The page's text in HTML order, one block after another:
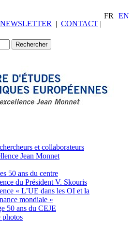
FR
EN
NEWSLETTER | CONTACT |
et collaborateurs
Jean Monnet
50 ans du centre
du Président V. Skouris
« L’UE dans les OI et la
mondiale »
50 ans du CEJE
photos